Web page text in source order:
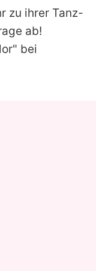
zu ihrer Tanz-
ab!
bei